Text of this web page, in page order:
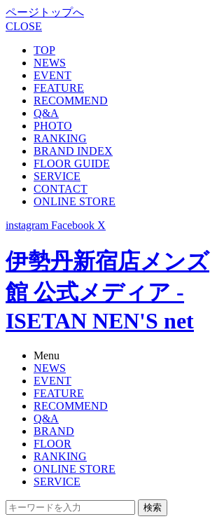
ページトップへ
CLOSE
TOP
NEWS
EVENT
FEATURE
RECOMMEND
Q&A
PHOTO
RANKING
BRAND INDEX
FLOOR GUIDE
SERVICE
CONTACT
ONLINE STORE
instagram Facebook X
伊勢丹新宿店メンズ
館 公式メディア -
ISETAN NEN'S net
Menu
NEWS
EVENT
FEATURE
RECOMMEND
Q&A
BRAND
FLOOR
RANKING
ONLINE STORE
SERVICE
検索